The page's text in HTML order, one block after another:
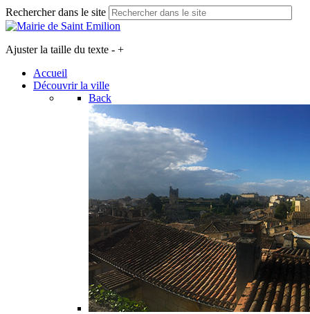
Rechercher dans le site
Ajuster la taille du texte - +
Accueil
Découvrir la ville
Back